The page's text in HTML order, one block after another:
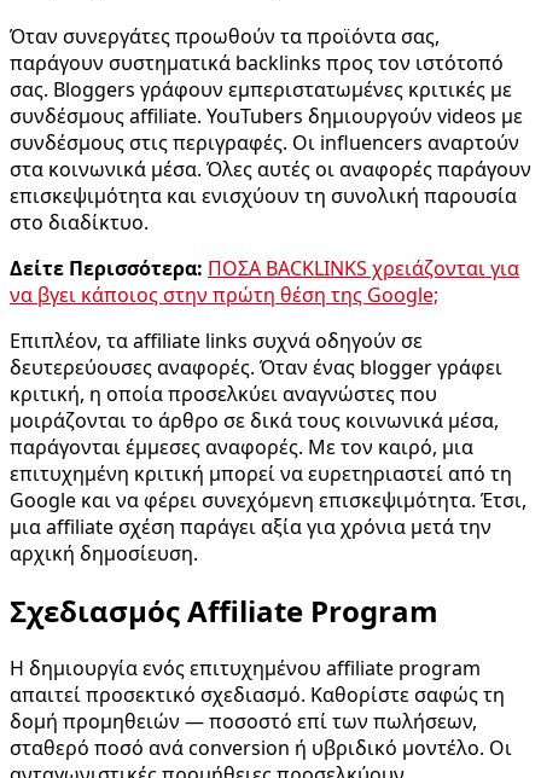
Όταν συνεργάτες προωθούν τα προϊόντα σας,
παράγουν συστηματικά backlinks προς τον ιστότοπό
σας. Bloggers γράφουν εμπεριστατωμένες κριτικές με
συνδέσμους affiliate. YouTubers δημιουργούν videos με
συνδέσμους στις περιγραφές. Οι influencers αναρτούν
στα κοινωνικά μέσα. Όλες αυτές οι αναφορές παράγουν
επισκεψιμότητα και ενισχύουν τη συνολική παρουσία
στο διαδίκτυο.
Δείτε Περισσότερα: ΠΟΣΑ BACKLINKS χρειάζονται για
να βγει κάποιος στην πρώτη θέση της Google;
Επιπλέον, τα affiliate links συχνά οδηγούν σε
δευτερεύουσες αναφορές. Όταν ένας blogger γράφει
κριτική, η οποία προσελκύει αναγνώστες που
μοιράζονται το άρθρο σε δικά τους κοινωνικά μέσα,
παράγονται έμμεσες αναφορές. Με τον καιρό, μια
επιτυχημένη κριτική μπορεί να ευρετηριαστεί από τη
Google και να φέρει συνεχόμενη επισκεψιμότητα. Έτσι,
μια affiliate σχέση παράγει αξία για χρόνια μετά την
αρχική δημοσίευση.
Σχεδιασμός Affiliate Program
Η δημιουργία ενός επιτυχημένου affiliate program
απαιτεί προσεκτικό σχεδιασμό. Καθορίστε σαφώς τη
δομή προμηθειών — ποσοστό επί των πωλήσεων,
σταθερό ποσό ανά conversion ή υβριδικό μοντέλο. Οι